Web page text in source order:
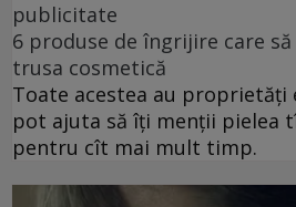
publicitate
6 produse de îngrijire care
trusa cosmetică
Toate acestea au
pot ajuta să îți menții pielea
pentru cît mai mult timp.